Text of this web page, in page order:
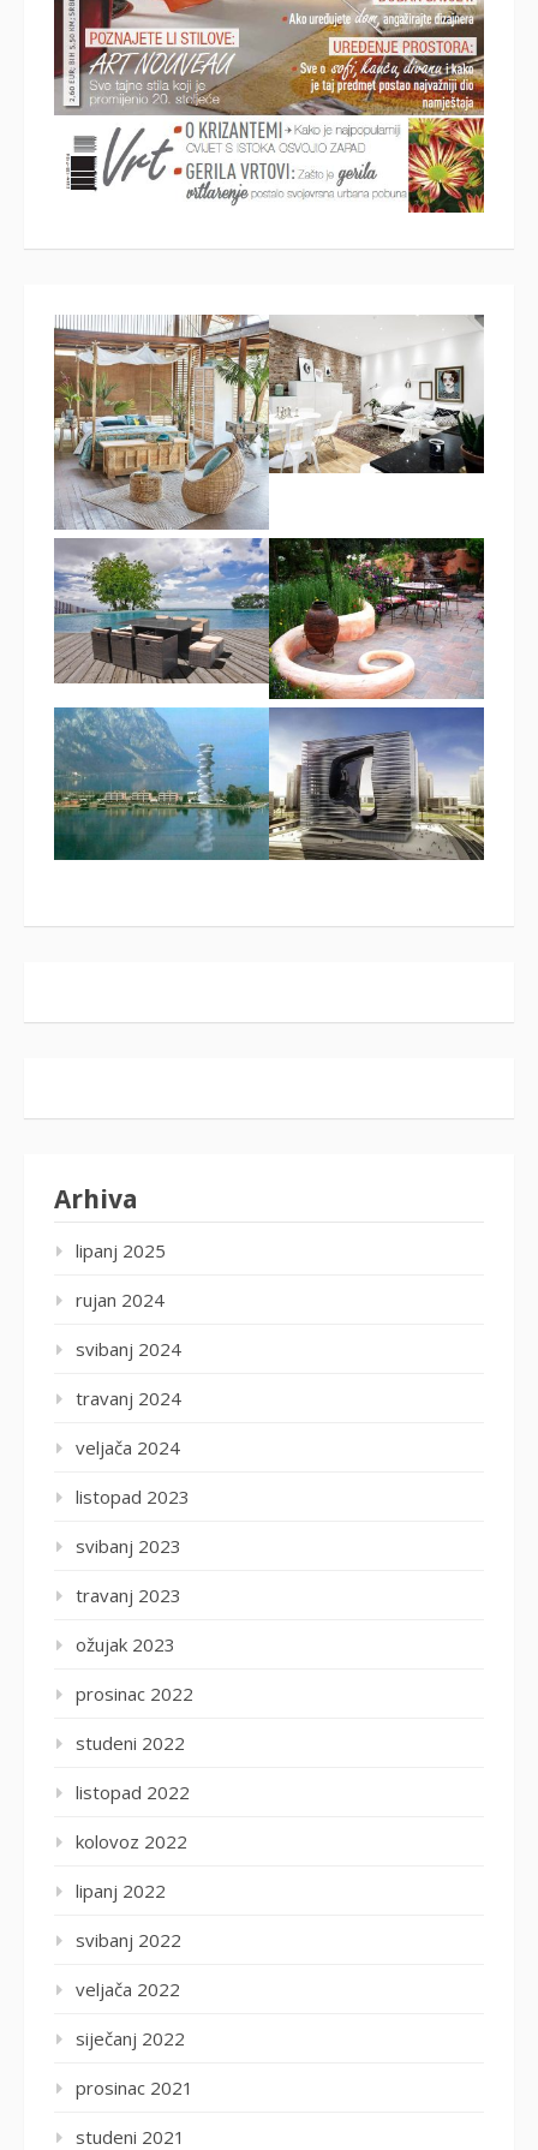
Arhiva
lipanj 2025
rujan 2024
svibanj 2024
travanj 2024
veljača 2024
listopad 2023
svibanj 2023
travanj 2023
ožujak 2023
prosinac 2022
studeni 2022
listopad 2022
kolovoz 2022
lipanj 2022
svibanj 2022
veljača 2022
siječanj 2022
prosinac 2021
studeni 2021